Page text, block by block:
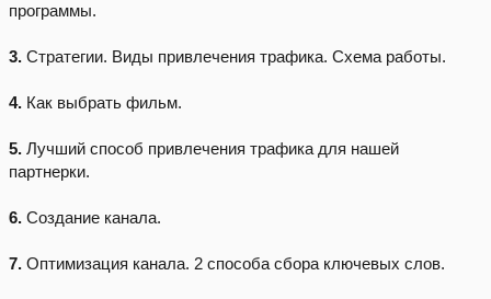
программы.
3. Стратегии. Виды привлечения трафика. Схема работы.
4. Как выбрать фильм.
5. Лучший способ привлечения трафика для нашей
партнерки.
6. Создание канала.
7. Оптимизация канала. 2 способа сбора ключевых слов.